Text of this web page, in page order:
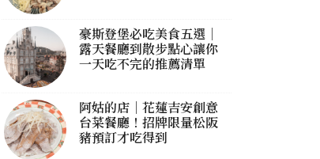
豪斯登堡必吃美食五選｜
露天餐廳到散步點心讓你
一天吃不完的推薦清單
阿姑的店｜花蓮吉安創意
台菜餐廳！招牌限量松阪
豬預訂才吃得到